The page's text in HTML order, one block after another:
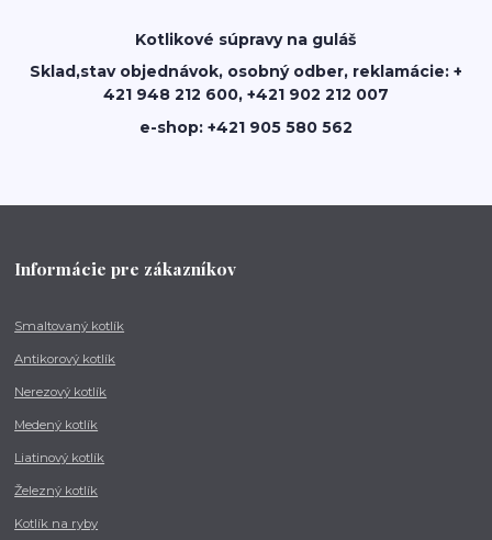
Kotlikové súpravy na guláš
Sklad,stav objednávok, osobný odber, reklamácie: +
421 948 212 600, +421 902 212 007
e-shop: +421 905 580 562
Informácie pre zákazníkov
Smaltovaný kotlík
Antikorový kotlík
Nerezový kotlík
Medený kotlík
Liatinový kotlík
Železný kotlík
Kotlík na ryby